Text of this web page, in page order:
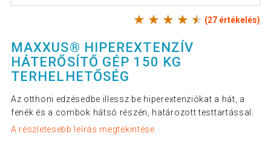
(27 értékelés)
MAXXUS® HIPEREXTENZÍV
HÁTERŐSÍTŐ GÉP 150 KG
TERHELHETŐSÉG
Az otthoni edzésedbe illessz be hiperextenziókat a hát, a
fenék és a combok hátsó részén, határozott testtartással.
A részletesebb leírás megtekintése